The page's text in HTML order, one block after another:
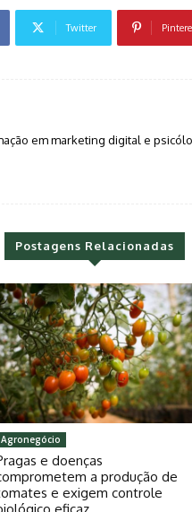
Twitter
em marketing digital e
Postagens Relacionadas
Agronegócio
e doenças
a produção de
e exigem controle